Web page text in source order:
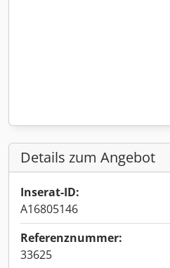
Details zum Angebot
Inserat-ID:
A16805146
Referenznummer:
33625